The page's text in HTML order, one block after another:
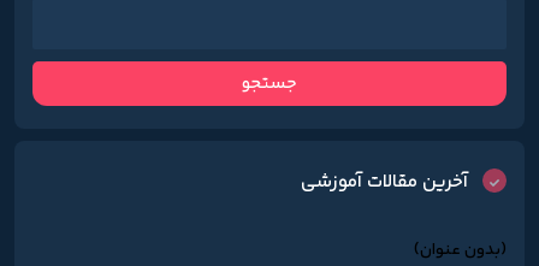
آخرین مقالات آموزشی
(بدون عنوان)